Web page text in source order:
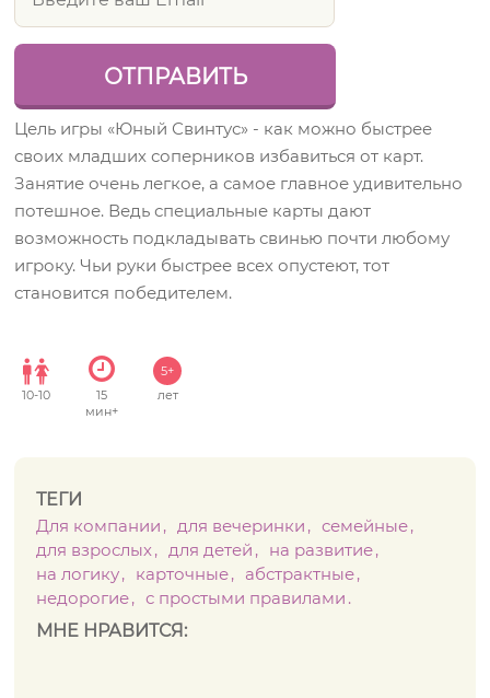
Цель игры «Юный Свинтус» - как можно быстрее
своих младших соперников избавиться от карт.
Занятие очень легкое, а самое главное удивительно
потешное. Ведь специальные карты дают
возможность подкладывать свинью почти любому
игроку. Чьи руки быстрее всех опустеют, тот
становится победителем.
10-10
15
мин+
5+
лет
ТЕГИ
Для компании
для вечеринки
семейные
для взрослых
для детей
на развитие
на логику
карточные
абстрактные
недорогие
с простыми правилами
МНЕ НРАВИТСЯ: